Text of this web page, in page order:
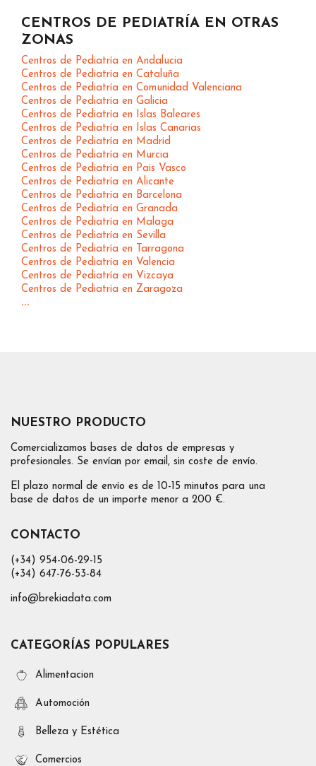
CENTROS DE PEDIATRÍA EN OTRAS
ZONAS
Centros de Pediatría en Andalucia
Centros de Pediatría en Cataluña
Centros de Pediatría en Comunidad Valenciana
Centros de Pediatría en Galicia
Centros de Pediatría en Islas Baleares
Centros de Pediatría en Islas Canarias
Centros de Pediatría en Madrid
Centros de Pediatría en Murcia
Centros de Pediatría en Pais Vasco
Centros de Pediatría en Alicante
Centros de Pediatría en Barcelona
Centros de Pediatría en Granada
Centros de Pediatría en Malaga
Centros de Pediatría en Sevilla
Centros de Pediatría en Tarragona
Centros de Pediatría en Valencia
Centros de Pediatría en Vizcaya
Centros de Pediatría en Zaragoza
...
NUESTRO PRODUCTO
Comercializamos bases de datos de empresas y
profesionales. Se envían por email, sin coste de envío.
El plazo normal de envío es de 10-15 minutos para una
base de datos de un importe menor a 200 €.
CONTACTO
(+34) 954-06-29-15
(+34) 647-76-53-84
info@brekiadata.com
CATEGORÍAS POPULARES
Alimentacion
Automoción
Belleza y Estética
Comercios